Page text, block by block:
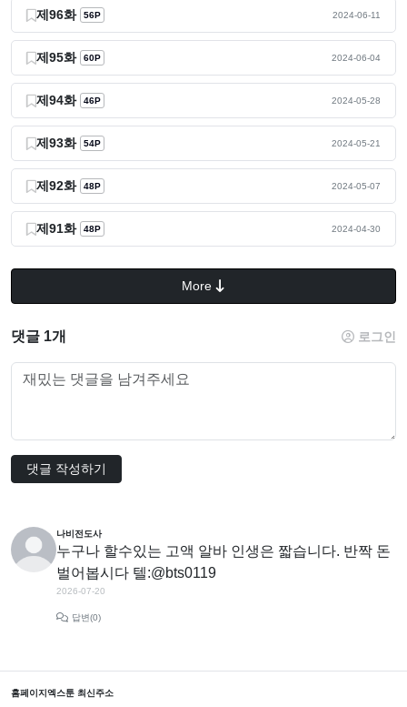
제96화 56P 2024-06-11
제95화 60P 2024-06-04
제94화 46P 2024-05-28
제93화 54P 2024-05-21
제92화 48P 2024-05-07
제91화 48P 2024-04-30
More
댓글 1개 로그인
댓글 작성하기
나비전도사
누구나 할수있는 고액 알바 인생은 짧습니다. 반짝 돈
벌어봅시다 텔:@bts0119
2026-07-20
답변(0)
홈페이지 엑스툰 최신주소